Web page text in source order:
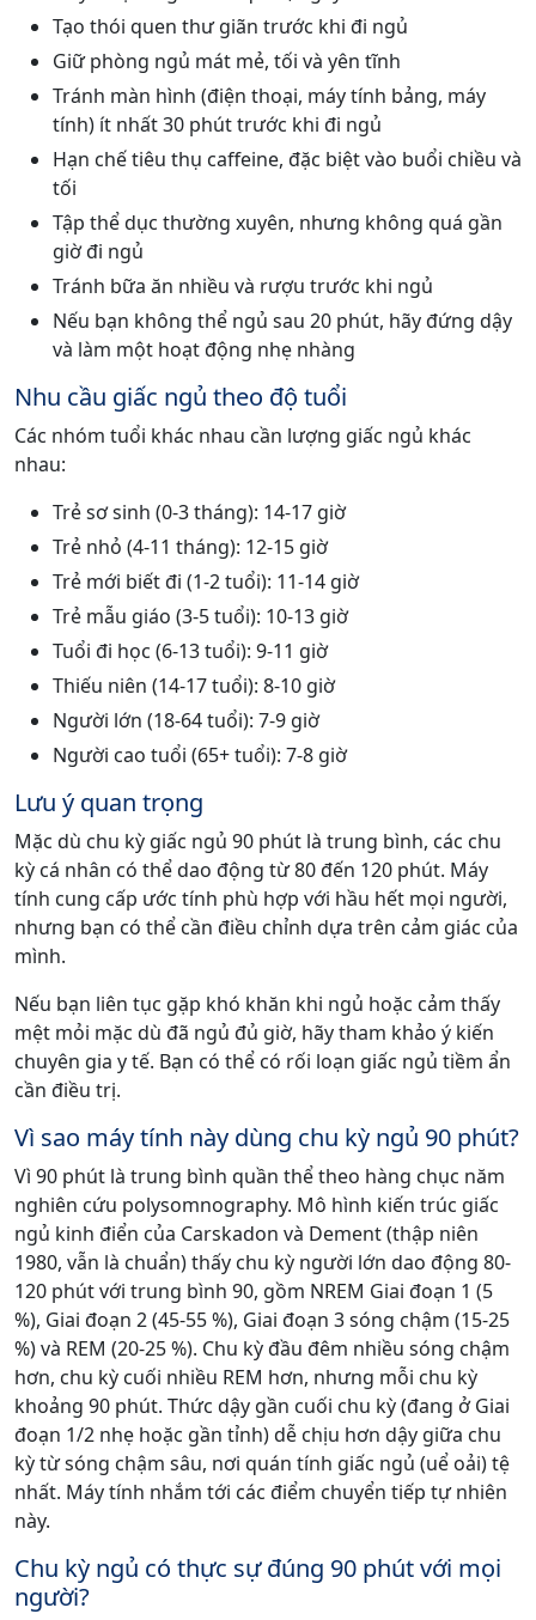
Tạo thói quen thư giãn trước khi đi ngủ
Giữ phòng ngủ mát mẻ, tối và yên tĩnh
Tránh màn hình (điện thoại, máy tính bảng, máy
tính) ít nhất 30 phút trước khi đi ngủ
Hạn chế tiêu thụ caffeine, đặc biệt vào buổi chiều và
tối
Tập thể dục thường xuyên, nhưng không quá gần
giờ đi ngủ
Tránh bữa ăn nhiều và rượu trước khi ngủ
Nếu bạn không thể ngủ sau 20 phút, hãy đứng dậy
và làm một hoạt động nhẹ nhàng
Nhu cầu giấc ngủ theo độ tuổi
Các nhóm tuổi khác nhau cần lượng giấc ngủ khác
nhau:
Trẻ sơ sinh (0-3 tháng): 14-17 giờ
Trẻ nhỏ (4-11 tháng): 12-15 giờ
Trẻ mới biết đi (1-2 tuổi): 11-14 giờ
Trẻ mẫu giáo (3-5 tuổi): 10-13 giờ
Tuổi đi học (6-13 tuổi): 9-11 giờ
Thiếu niên (14-17 tuổi): 8-10 giờ
Người lớn (18-64 tuổi): 7-9 giờ
Người cao tuổi (65+ tuổi): 7-8 giờ
Lưu ý quan trọng
Mặc dù chu kỳ giấc ngủ 90 phút là trung bình, các chu
kỳ cá nhân có thể dao động từ 80 đến 120 phút. Máy
tính cung cấp ước tính phù hợp với hầu hết mọi người,
nhưng bạn có thể cần điều chỉnh dựa trên cảm giác của
mình.
Nếu bạn liên tục gặp khó khăn khi ngủ hoặc cảm thấy
mệt mỏi mặc dù đã ngủ đủ giờ, hãy tham khảo ý kiến
chuyên gia y tế. Bạn có thể có rối loạn giấc ngủ tiềm ẩn
cần điều trị.
Vì sao máy tính này dùng chu kỳ ngủ 90 phút?
Vì 90 phút là trung bình quần thể theo hàng chục năm
nghiên cứu polysomnography. Mô hình kiến trúc giấc
ngủ kinh điển của Carskadon và Dement (thập niên
1980, vẫn là chuẩn) thấy chu kỳ người lớn dao động 80-
120 phút với trung bình 90, gồm NREM Giai đoạn 1 (5
%), Giai đoạn 2 (45-55 %), Giai đoạn 3 sóng chậm (15-25
%) và REM (20-25 %). Chu kỳ đầu đêm nhiều sóng chậm
hơn, chu kỳ cuối nhiều REM hơn, nhưng mỗi chu kỳ
khoảng 90 phút. Thức dậy gần cuối chu kỳ (đang ở Giai
đoạn 1/2 nhẹ hoặc gần tỉnh) dễ chịu hơn dậy giữa chu
kỳ từ sóng chậm sâu, nơi quán tính giấc ngủ (uể oải) tệ
nhất. Máy tính nhắm tới các điểm chuyển tiếp tự nhiên
này.
Chu kỳ ngủ có thực sự đúng 90 phút với mọi
người?